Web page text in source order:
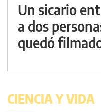
Un sicario
a dos
quedó
CIENCIA Y VIDA